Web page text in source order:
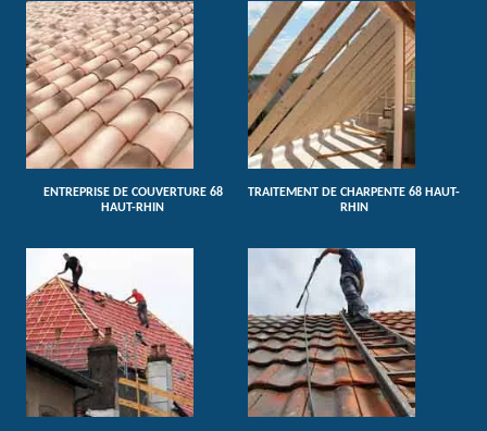
ENTREPRISE DE COUVERTURE 68
HAUT-RHIN
TRAITEMENT DE CHARPENTE 68 HAUT-
RHIN